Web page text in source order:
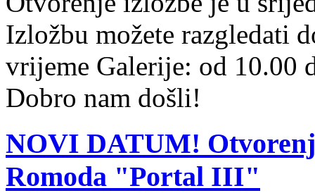
Izložbu možete razgledati
vrijeme Galerije: od 10.00
Dobro nam došli!
NOVI DATUM!
Romoda "Portal III"